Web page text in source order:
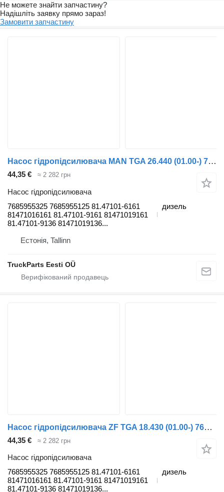
Не можете знайти запчастину?
Надішліть заявку прямо зараз!
Замовити запчастину
Насос гідропідсилювача MAN TGA 26.440 (01.00-) 7685955325 до тягача MAN 4-series, TGA (1993-2009)
44,35 € ≈ 2 282 грн
Насос гідропідсилювача
7685955325 7685955125 81.47101-6161
81471016161 81.47101-9161 81471019161
81.47101-9136 81471019136...
дизель
Естонія, Tallinn
TruckParts Eesti OÜ
Насос гідропідсилювача ZF TGA 18.430 (01.00-) 7685955325 до тягача MAN 4-series, TGA (1993-2009)
44,35 € ≈ 2 282 грн
Насос гідропідсилювача
7685955325 7685955125 81.47101-6161
81471016161 81.47101-9161 81471019161
81.47101-9136 81471019136...
дизель